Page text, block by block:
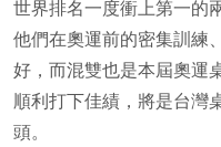
世界排名一度衝上第一的
他們在奧運前的密集訓練
好，而混雙也是本屆奧運
順利打下佳績，將是台灣
頭。